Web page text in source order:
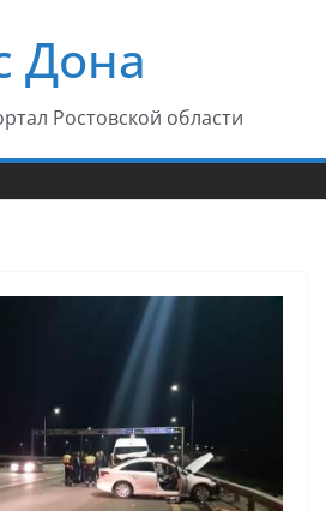
Дона
Ростовской области